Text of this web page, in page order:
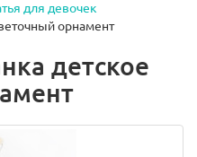
для девочек
орнамент
детское